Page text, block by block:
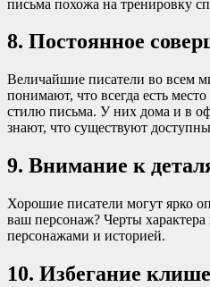
письма похожа на тренировку
8. Постоянное
Величайшие писатели во всем
понимают, что всегда есть
стилю письма. У них дома и в
знают, что существуют
9. Внимание к
Хорошие писатели могут ярко
ваш персонаж? Черты характера
персонажами и историей.
10. Избегание клише